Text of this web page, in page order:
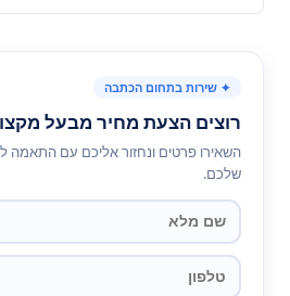
✦ שירות בתחום הכתבה
רוצים הצעת מחיר מבעל
השאירו פרטים ונחזור אליכם עם התאמה
שלכם.